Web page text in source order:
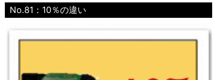
No.81：10％の違い